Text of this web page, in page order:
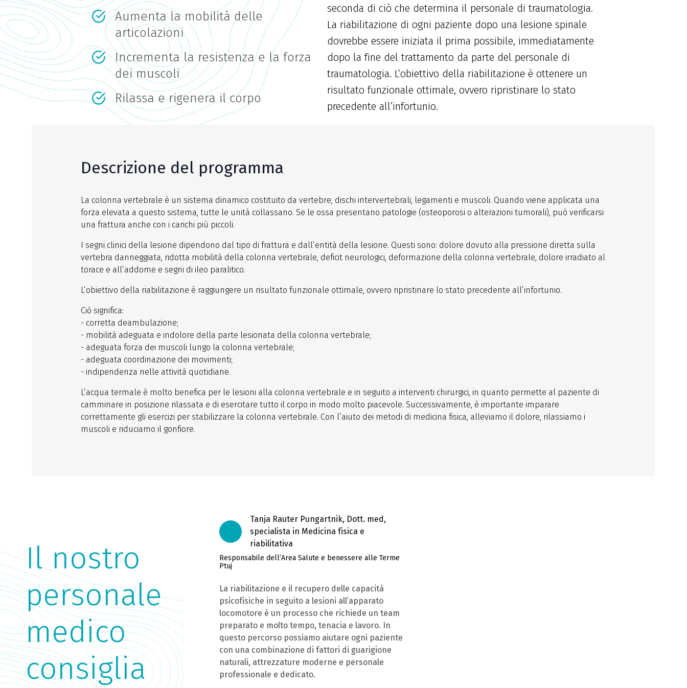
seconda di ciò che determina il personale di traumatologia.
La riabilitazione di ogni paziente dopo una lesione spinale
dovrebbe essere iniziata il prima possibile, immediatamente
dopo la fine del trattamento da parte del personale di
traumatologia. L’obiettivo della riabilitazione è ottenere un
risultato funzionale ottimale, ovvero ripristinare lo stato
precedente all’infortunio.
Aumenta la mobilità delle
articolazioni
Incrementa la resistenza e la forza
dei muscoli
Rilassa e rigenera il corpo
Descrizione del programma
La colonna vertebrale è un sistema dinamico costituito da vertebre, dischi intervertebrali, legamenti e muscoli. Quando viene applicata una
forza elevata a questo sistema, tutte le unità collassano. Se le ossa presentano patologie (osteoporosi o alterazioni tumorali), può verificarsi
una frattura anche con i carichi più piccoli.
I segni clinici della lesione dipendono dal tipo di frattura e dall’entità della lesione. Questi sono: dolore dovuto alla pressione diretta sulla
vertebra danneggiata, ridotta mobilità della colonna vertebrale, deficit neurologici, deformazione della colonna vertebrale, dolore irradiato al
torace e all’addome e segni di ileo paralitico.
L’obiettivo della riabilitazione è raggiungere un risultato funzionale ottimale, ovvero ripristinare lo stato precedente all’infortunio.
Ciò significa:
- corretta deambulazione;
- mobilità adeguata e indolore della parte lesionata della colonna vertebrale;
- adeguata forza dei muscoli lungo la colonna vertebrale;
- adeguata coordinazione dei movimenti;
- indipendenza nelle attività quotidiane.
L’acqua termale è molto benefica per le lesioni alla colonna vertebrale e in seguito a interventi chirurgici, in quanto permette al paziente di
camminare in posizione rilassata e di esercitare tutto il corpo in modo molto piacevole. Successivamente, è importante imparare
correttamente gli esercizi per stabilizzare la colonna vertebrale. Con l’aiuto dei metodi di medicina fisica, alleviamo il dolore, rilassiamo i
muscoli e riduciamo il gonfiore.
Il nostro
personale
medico
consiglia
Tanja Rauter Pungartnik, Dott. med,
specialista in Medicina fisica e
riabilitativa
Responsabile dell’Area Salute e benessere alle Terme
Ptuj
La riabilitazione e il recupero delle capacità
psicofisiche in seguito a lesioni all’apparato
locomotore è un processo che richiede un team
preparato e molto tempo, tenacia e lavoro. In
questo percorso possiamo aiutare ogni paziente
con una combinazione di fattori di guarigione
naturali, attrezzature moderne e personale
professionale e dedicato.